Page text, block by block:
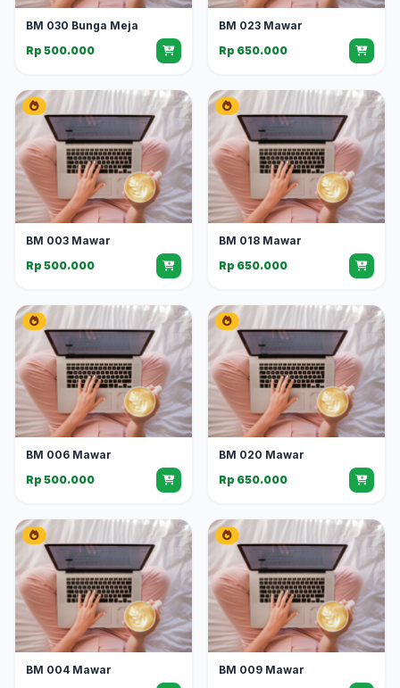
BM 030 Bunga Meja
Rp 500.000
BM 023 Mawar
Rp 650.000
BM 003 Mawar
Rp 500.000
BM 018 Mawar
Rp 650.000
BM 006 Mawar
Rp 500.000
BM 020 Mawar
Rp 650.000
BM 004 Mawar
BM 009 Mawar